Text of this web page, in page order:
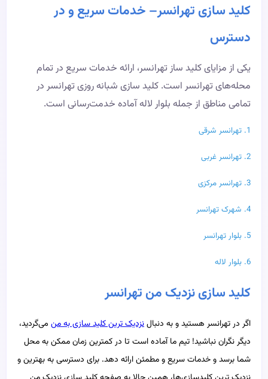
کلید سازی تهرانسر– خدمات سریع و در
دسترس
یکی از مزایای کلید ساز تهرانسر، ارائه خدمات سریع در تمام
محله‌های تهرانسر است. کلید سازی شبانه روزی تهرانسر در
تمامی مناطق از جمله بلوار لاله آماده خدمت‌رسانی است.
1. تهرانسر شرقی
2. تهرانسر غربی
3. تهرانسر مرکزی
4. شهرک تهرانسر
5. بلوار تهرانسر
6. بلوار لاله
کلید سازی نزدیک من تهرانسر
اگر در تهرانسر هستید و به دنبالنزدیک ترین کلید سازی به من می‌گردید،
دیگر نگران نباشید! تیم ما آماده است تا در کمترین زمان ممکن به محل
شما برسد و خدمات سریع و مطمئن ارائه دهد. برای دسترسی به بهترین و